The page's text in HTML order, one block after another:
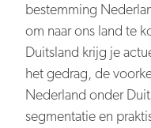
Internationale
Lees meer over NBTC
Wat we doen
Organisatie
Werken bij
Newsroom
Ga naar de Newsroom
Nieuwsberichten
EN NL
bestemming
om naar ons land te
Duitsland krijg je
het gedrag, de
Nederland onder
segmentatie en